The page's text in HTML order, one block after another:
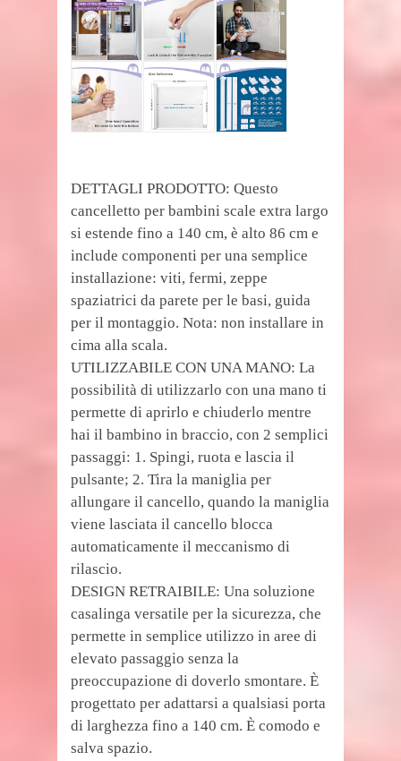
DETTAGLI PRODOTTO: Questo
cancelletto per bambini scale extra largo
si estende fino a 140 cm, è alto 86 cm e
include componenti per una semplice
installazione: viti, fermi, zeppe
spaziatrici da parete per le basi, guida
per il montaggio. Nota: non installare in
cima alla scala.
UTILIZZABILE CON UNA MANO: La
possibilità di utilizzarlo con una mano ti
permette di aprirlo e chiuderlo mentre
hai il bambino in braccio, con 2 semplici
passaggi: 1. Spingi, ruota e lascia il
pulsante; 2. Tira la maniglia per
allungare il cancello, quando la maniglia
viene lasciata il cancello blocca
automaticamente il meccanismo di
rilascio.
DESIGN RETRAIBILE: Una soluzione
casalinga versatile per la sicurezza, che
permette in semplice utilizzo in aree di
elevato passaggio senza la
preoccupazione di doverlo smontare. È
progettato per adattarsi a qualsiasi porta
di larghezza fino a 140 cm. È comodo e
salva spazio.